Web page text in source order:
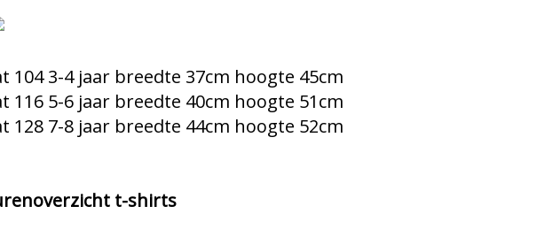
104 3-4 jaar breedte 37cm hoogte 45cm
116 5-6 jaar breedte 40cm hoogte 51cm
128 7-8 jaar breedte 44cm hoogte 52cm
t-shirts